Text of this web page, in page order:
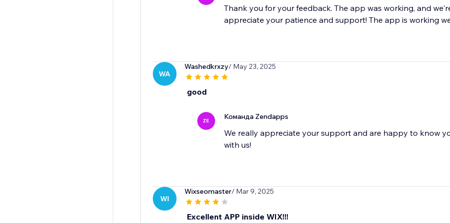
Thank you for your feedback. The app was working, and
appreciate your patience and support! The app is working
WA
Washedkrxzy/ May 23, 2025
good
ZE Команда Zendapps
We really appreciate your support and are happy to know
with us!
WI
Wixseomaster/ Mar 9, 2025
Excellent APP inside WIX!!!